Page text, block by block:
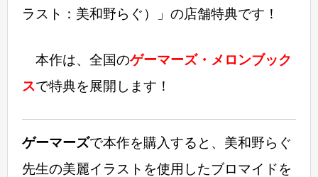
ラスト：美和野らぐ）」の店舗特典です！
本作は、全国のゲーマーズ・メロンブック
スで特典を展開します！
ゲーマーズで本作を購入すると、美和野らぐ
先生の美麗イラストを使用したブロマイドを